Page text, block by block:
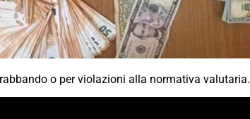
o per violazioni alla normativa valutaria.